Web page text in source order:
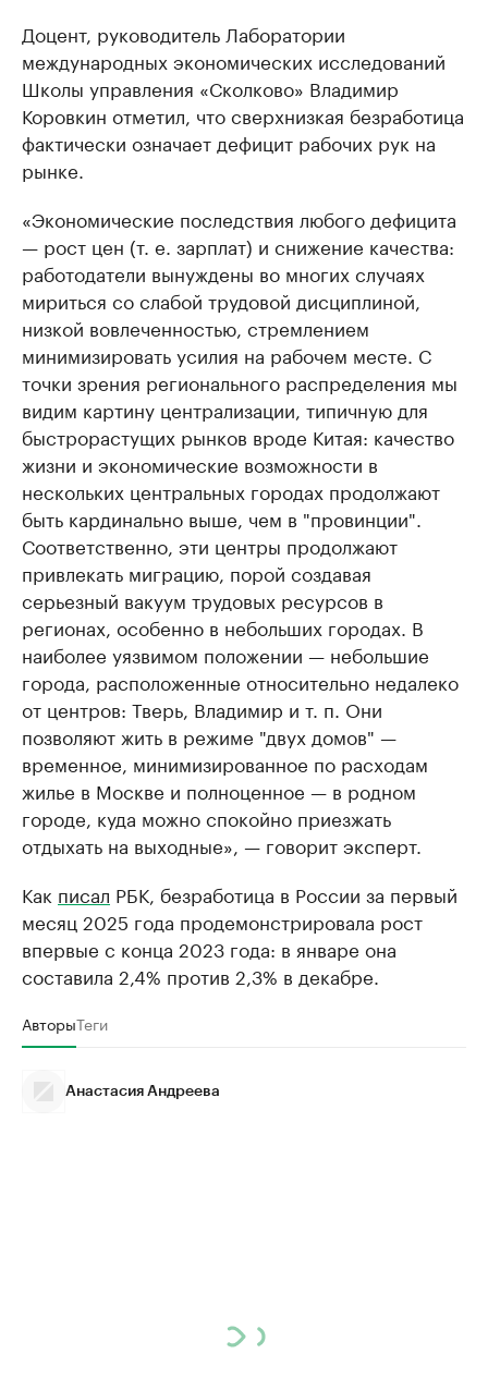
Доцент, руководитель Лаборатории
международных экономических исследований
Школы управления «Сколково» Владимир
Коровкин отметил, что сверхнизкая безработица
фактически означает дефицит рабочих рук на
рынке.
«Экономические последствия любого дефицита
— рост цен (т. е. зарплат) и снижение качества:
работодатели вынуждены во многих случаях
мириться со слабой трудовой дисциплиной,
низкой вовлеченностью, стремлением
минимизировать усилия на рабочем месте. С
точки зрения регионального распределения мы
видим картину централизации, типичную для
быстрорастущих рынков вроде Китая: качество
жизни и экономические возможности в
нескольких центральных городах продолжают
быть кардинально выше, чем в "провинции".
Соответственно, эти центры продолжают
привлекать миграцию, порой создавая
серьезный вакуум трудовых ресурсов в
регионах, особенно в небольших городах. В
наиболее уязвимом положении — небольшие
города, расположенные относительно недалеко
от центров: Тверь, Владимир и т. п. Они
позволяют жить в режиме "двух домов" —
временное, минимизированное по расходам
жилье в Москве и полноценное — в родном
городе, куда можно спокойно приезжать
отдыхать на выходные», — говорит эксперт.
Как писал РБК, безработица в России за первый
месяц 2025 года продемонстрировала рост
впервые с конца 2023 года: в январе она
составила 2,4% против 2,3% в декабре.
АвторыТеги
Анастасия Андреева